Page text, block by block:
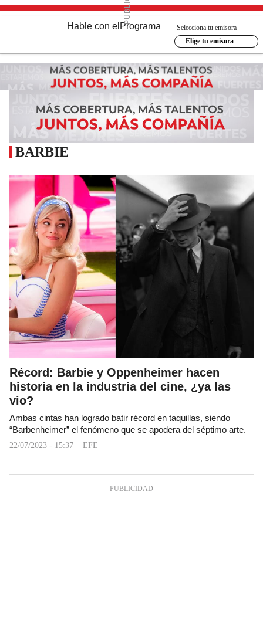
Hable con el Programa
Selecciona tu emisora
Elige tu emisora
BARBIE
Récord: Barbie y Oppenheimer hacen
historia en la industria del cine, ¿ya las
vio?
Ambas cintas han logrado batir récord en taquillas, siendo
“Barbenheimer” el fenómeno que se apodera del séptimo arte.
22/07/2023 - 15:37 EFE